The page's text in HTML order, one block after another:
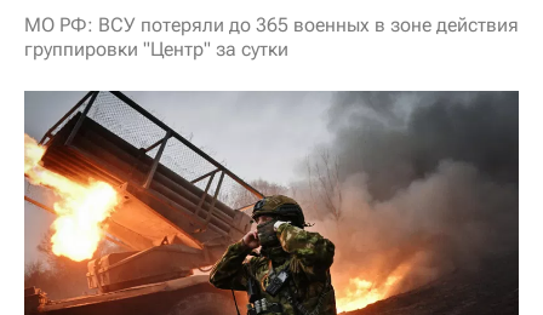
МО РФ: ВСУ потеряли до 365 военных в зоне действия
группировки "Центр" за сутки